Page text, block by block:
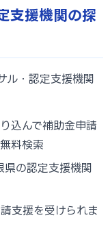
支援機関の探
ル・認定支援機関
込んで補助金申請
料検索
県の認定支援機関
支援を受けられま